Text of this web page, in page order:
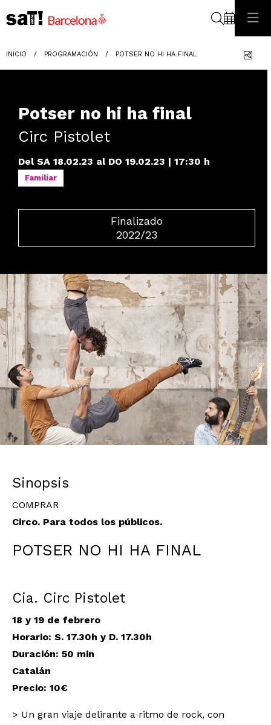
INICIO PROGRAMACIÓN POTSER NO HI HA FINAL
Potser no hi ha final
Circ Pistolet
Del SA 18.02.23 al DO 19.02.23 | 17:30 h
Familiar
Finalizado
2022/23
Sinopsis
COMPRAR
Circo. Para todos los públicos.
POTSER NO HI HA FINAL
Cia. Circ Pistolet
18 y 19 de febrero
Horario: S. 17.30h y D. 17.30h
Duración: 50 min
Catalán
Precio: 10€
> Un gran viaje delirante a ritmo de rock, con